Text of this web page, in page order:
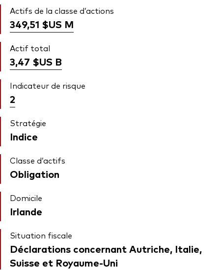
Actifs de la classe d’actions
349,51 $US M
Actif total
3,47 $US B
Indicateur de risque
2
Stratégie
Indice
Classe d’actifs
Obligation
Domicile
Irlande
Situation fiscale
Déclarations concernant Autriche, Italie,
Suisse et Royaume-Uni